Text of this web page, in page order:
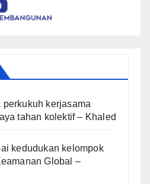
kerjasama
tahan kolektif – Khaled
kedudukan kelompok
Global –